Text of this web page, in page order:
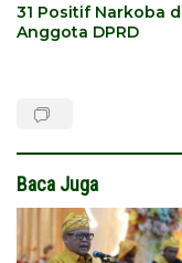
31 Positif Narkoba
Anggota DPRD
Baca Juga